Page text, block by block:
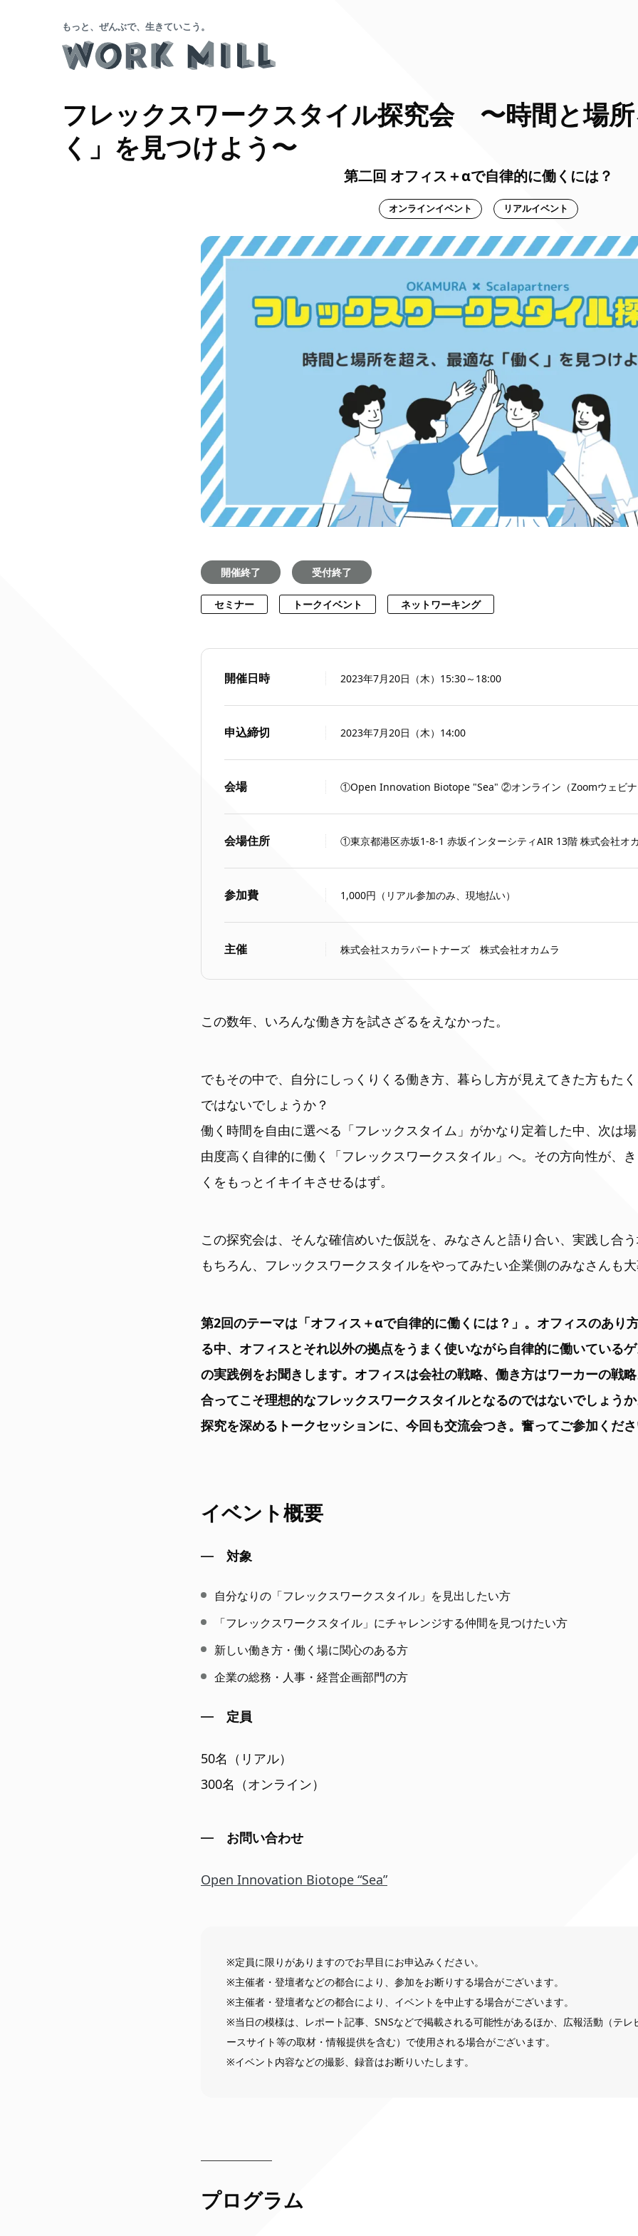
もっと、ぜんぶで、生きていこう。
フレックスワークスタイル探究会 〜時間と場
く」を見つけよう〜
第二回 オフィス＋αで自律的に働くには？
オンラインイベント リアルイベント
開催終了 受付終了
セミナー トークイベント ネットワーキング
開催日時 2023年7月20日（木）15:30～18:00
申込締切 2023年7月20日（木）14:00
会場 ①Open Innovation Biotope "Sea" ②オンライン（Zoomウェビナ
会場住所 ①東京都港区赤坂1-8-1 赤坂インターシティAIR 13階 株式会社オ
参加費 1,000円（リアル参加のみ、現地払い）
主催 株式会社スカラパートナーズ 株式会社オカムラ
この数年、いろんな働き方を試さざるをえなかった。
でもその中で、自分にしっくりくる働き方、暮らし方が見えてきた方もた
ではないでしょうか？
働く時間を自由に選べる「フレックスタイム」がかなり定着した中、次は
由度高く自律的に働く「フレックスワークスタイル」へ。その方向性が、
くをもっとイキイキさせるはず。
この探究会は、そんな確信めいた仮説を、みなさんと語り合い、実践し合
もちろん、フレックスワークスタイルをやってみたい企業側のみなさんも大
第2回のテーマは「オフィス＋αで自律的に働くには？」。オフィスのあり
る中、オフィスとそれ以外の拠点をうまく使いながら自律的に働いている
の実践例をお聞きします。オフィスは会社の戦略、働き方はワーカーの戦
合ってこそ理想的なフレックスワークスタイルとなるのではないでしょうか
探究を深めるトークセッションに、今回も交流会つき。奮ってご参加くださ
イベント概要
対象
自分なりの「フレックスワークスタイル」を見出したい方
「フレックスワークスタイル」にチャレンジする仲間を見つけたい方
新しい働き方・働く場に関心のある方
企業の総務・人事・経営企画部門の方
定員
50名（リアル）
300名（オンライン）
お問い合わせ
Open Innovation Biotope “Sea”
※定員に限りがありますのでお早目にお申込みください。
※主催者・登壇者などの都合により、参加をお断りする場合がございます。
※主催者・登壇者などの都合により、イベントを中止する場合がございます。
※当日の模様は、レポート記事、SNSなどで掲載される可能性があるほか、広報活動（テレ
ースサイト等の取材・情報提供を含む）で使用される場合がございます。
※イベント内容などの撮影、録音はお断りいたします。
プログラム